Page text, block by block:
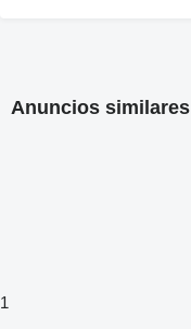
Anuncios similares
1